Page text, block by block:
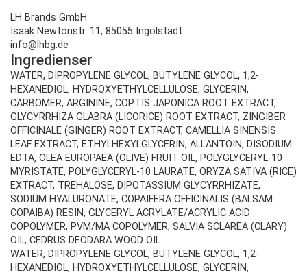
LH Brands GmbH
Isaak Newtonstr. 11, 85055 Ingolstadt
info@lhbg.de
Ingredienser
WATER, DIPROPYLENE GLYCOL, BUTYLENE GLYCOL, 1,2-
HEXANEDIOL, HYDROXYETHYLCELLULOSE, GLYCERIN,
CARBOMER, ARGININE, COPTIS JAPONICA ROOT EXTRACT,
GLYCYRRHIZA GLABRA (LICORICE) ROOT EXTRACT, ZINGIBER
OFFICINALE (GINGER) ROOT EXTRACT, CAMELLIA SINENSIS
LEAF EXTRACT, ETHYLHEXYLGLYCERIN, ALLANTOIN, DISODIUM
EDTA, OLEA EUROPAEA (OLIVE) FRUIT OIL, POLYGLYCERYL-10
MYRISTATE, POLYGLYCERYL-10 LAURATE, ORYZA SATIVA (RICE)
EXTRACT, TREHALOSE, DIPOTASSIUM GLYCYRRHIZATE,
SODIUM HYALURONATE, COPAIFERA OFFICINALIS (BALSAM
COPAIBA) RESIN, GLYCERYL ACRYLATE/ACRYLIC ACID
COPOLYMER, PVM/MA COPOLYMER, SALVIA SCLAREA (CLARY)
OIL, CEDRUS DEODARA WOOD OIL
WATER, DIPROPYLENE GLYCOL, BUTYLENE GLYCOL, 1,2-
HEXANEDIOL, HYDROXYETHYLCELLULOSE, GLYCERIN,